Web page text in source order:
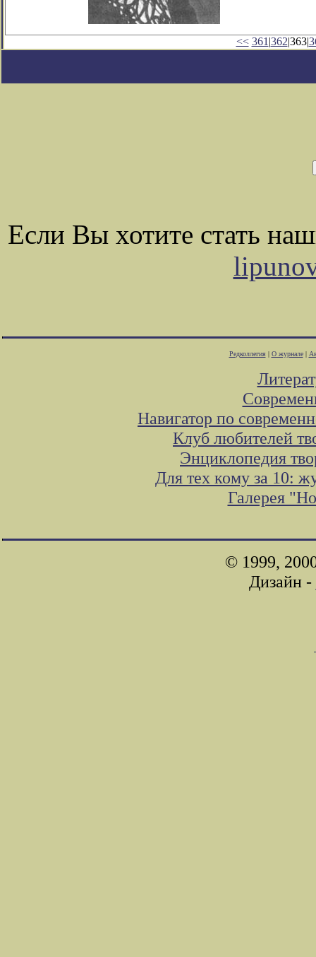
<< 361 |362|363|
Если Вы хотите стать
Редколлегия| О журнале|
Навигатор по
Клуб любителей
Энциклопедия
Для тех кому за 10:
Галерея
© 1999,
Дизайн -